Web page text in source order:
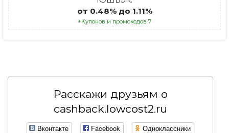
от 0.48% до 1.11%
+Купонов и промокодов 7
Расскажи друзьям о
cashback.lowcost2.ru
Вконтакте Facebook
Одноклассники